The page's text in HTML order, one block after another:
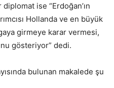
ise “Erdoğan’ın
Hollanda ve en büyük
girmeye karar vermesi,
gösteriyor” dedi.
bulunan makalede şu